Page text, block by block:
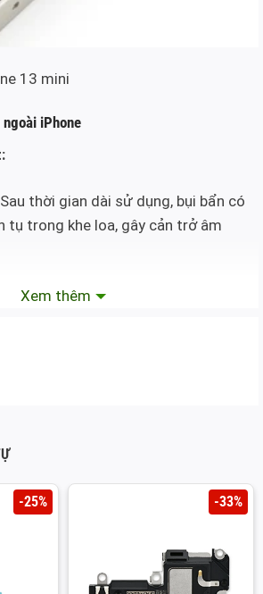
13 mini
iPhone
Sau thời gian dài sử dụng, bụi bẩn có
tụ trong khe loa, gây cản trở âm
độ im lặng hoặc âm lượng thấp:
lượng được đặt ở mức thấp.
iPhone có thể đang kết nối với tai
ra từ loa ngoài.
Xem thêm
-25% -33%